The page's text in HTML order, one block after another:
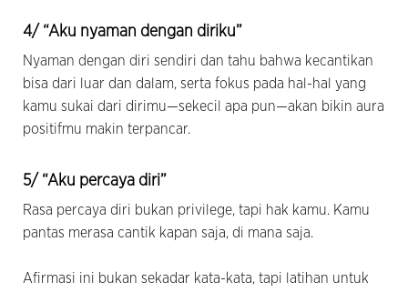
4/ “Aku nyaman dengan diriku”
Nyaman dengan diri sendiri dan tahu bahwa kecantikan
bisa dari luar dan dalam, serta fokus pada hal-hal yang
kamu sukai dari dirimu—sekecil apa pun—akan bikin aura
positifmu makin terpancar.
5/ “Aku percaya diri”
Rasa percaya diri bukan privilege, tapi hak kamu. Kamu
pantas merasa cantik kapan saja, di mana saja.
Afirmasi ini bukan sekadar kata-kata, tapi latihan untuk